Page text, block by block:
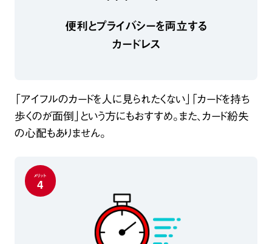
便利とプライバシーを両立する
カードレス
「アイフルのカードを人に見られたくない」「カードを持ち
歩くのが面倒」という方にもおすすめ。また、カード紛失
の心配もありません。
メリット
4